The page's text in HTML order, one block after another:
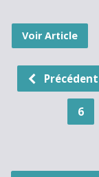
Voir Article
Précédent
6